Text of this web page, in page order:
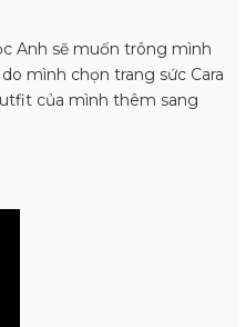
Anh sẽ muốn trông mình
mình chọn trang sức Cara
của mình thêm sang